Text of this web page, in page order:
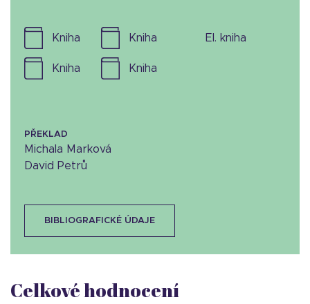
kniha kniha el. kniha
kniha kniha
PŘEKLAD
Michala Marková
David Petrů
BIBLIOGRAFICKÉ ÚDAJE
Celkové hodnocení